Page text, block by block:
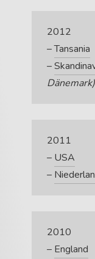
2012
–Tansania
–
Dänemark)
2011
– USA
–
2010
– England